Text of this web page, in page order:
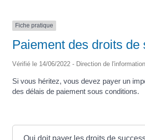
Fiche pratique
Paiement des droits de
Vérifié le 14/06/2022 - Direction de
Si vous héritez, vous devez payer un
des délais de paiement sous conditions.
Qui doit payer les droits de